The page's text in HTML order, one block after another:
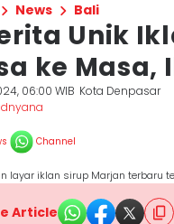
News Bali
Unik
ke Masa,
06:00 WIB Kota Denpasar
Channel
layar iklan sirup Marjan terbaru
Article